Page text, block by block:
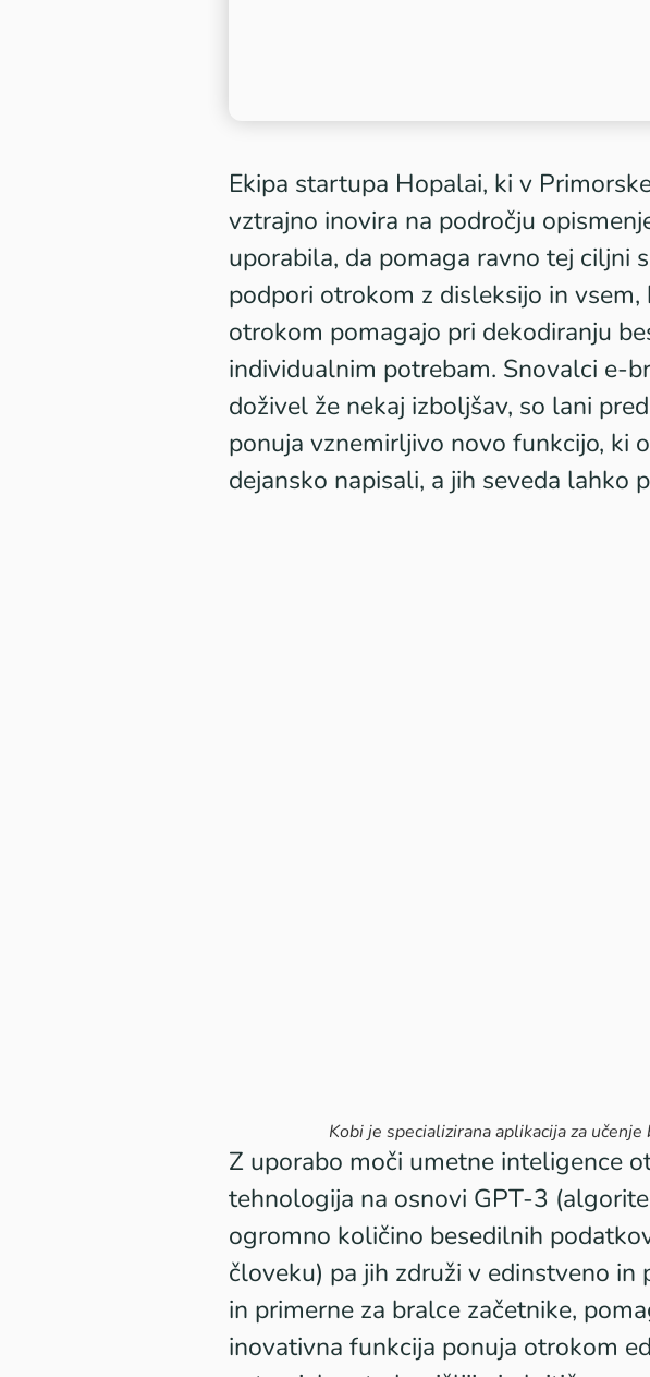
Ekipa startupa Hopalai, ki v
vztrajno inovira na področju
uporabila, da pomaga ravno tej ciljni
podpori otrokom z disleksijo in
otrokom pomagajo pri dekodiranju
individualnim potrebam. Snovalci e-
doživel že nekaj izboljšav, so lani
ponuja vznemirljivo novo funkcijo, ki
dejansko napisali, a jih seveda lahko
Kobi je specializirana aplikacija za učenje
Z uporabo moči umetne inteligence
tehnologija na osnovi GPT-3
ogromno količino besedilnih
človeku) pa jih združi v edinstveno
in primerne za bralce začetnike,
inovativna funkcija ponuja otrokom